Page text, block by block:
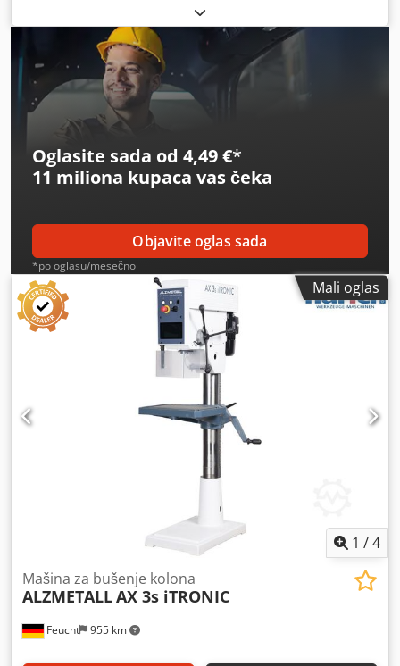
Ukupna potrebna snaga 1,9 kW Opis sledi!
Oglasite sada od 4,49 €*
11 miliona kupaca vas čeka
Objavite oglas sada
*po oglasu/mesečno
Mali oglas
1 /4
Feucht 955 km
Mašina za bušenje kolona
ALZMETALLAX 3s iTRONIC